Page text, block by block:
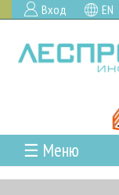
Вход EN
☰ Меню
ГЛАВНАЯ